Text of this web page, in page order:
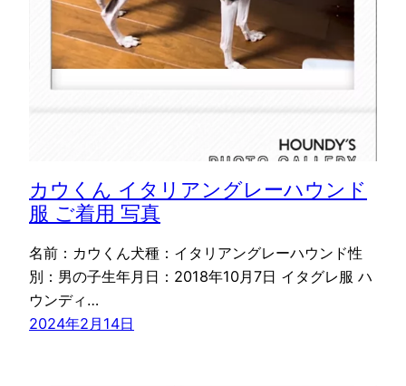
カウくん イタリアングレーハウンド
服 ご着用 写真
名前：カウくん犬種：イタリアングレーハウンド性
別：男の子生年月日：2018年10月7日 イタグレ服 ハ
ウンディ…
2024年2月14日